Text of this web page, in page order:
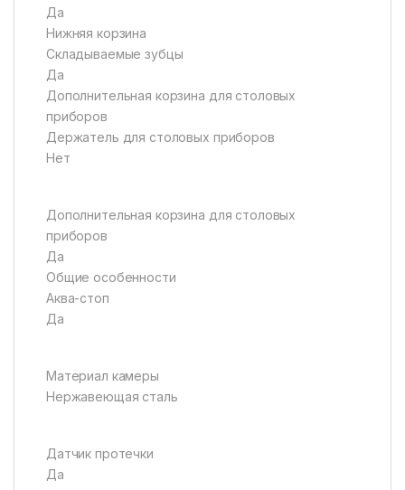
Да
Нижняя корзина
Складываемые зубцы
Да
Дополнительная корзина для столовых
приборов
Держатель для столовых приборов
Нет
Дополнительная корзина для столовых
приборов
Да
Общие особенности
Аква-стоп
Да
Материал камеры
Нержавеющая сталь
Датчик протечки
Да